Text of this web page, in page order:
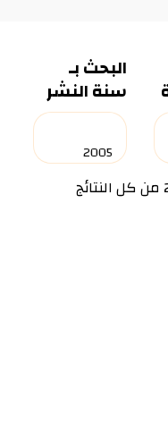
البحث بـ
سنة النشر